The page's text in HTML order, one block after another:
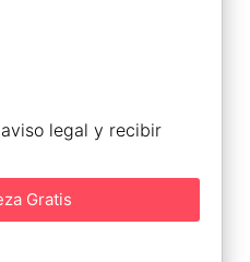
legal y recibir
Gratis